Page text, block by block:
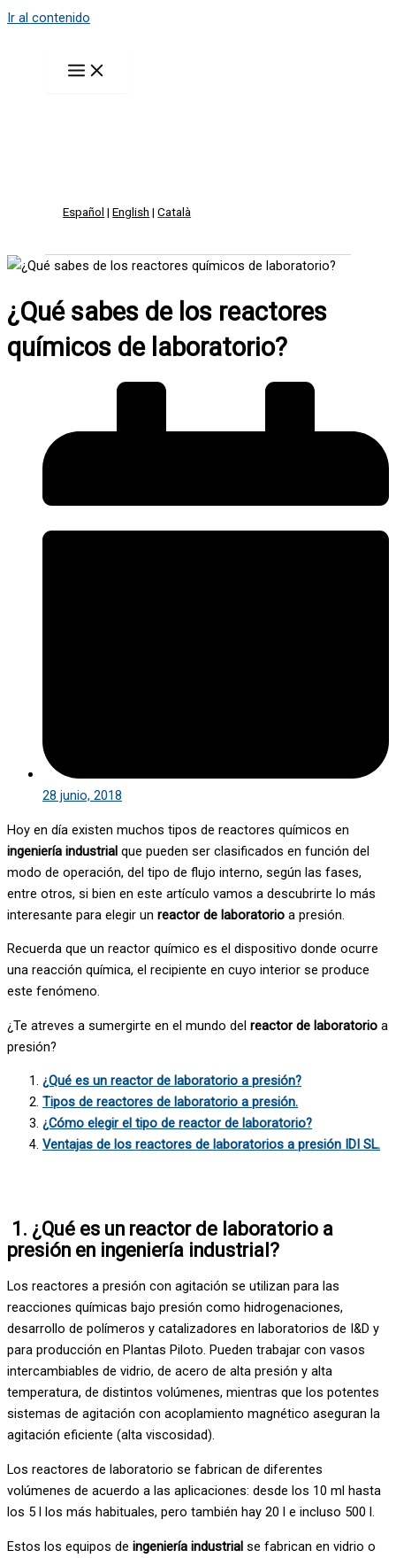
Ir al contenido
Español |English |Català
¿Qué sabes de los reactores
químicos de laboratorio?
28 junio, 2018
Hoy en día existen muchos tipos de reactores químicos en
ingeniería industrial que pueden ser clasificados en función del
modo de operación, del tipo de flujo interno, según las fases,
entre otros, si bien en este artículo vamos a descubrirte lo más
interesante para elegir un reactor de laboratorio a presión.
Recuerda que un reactor químico es el dispositivo donde ocurre
una reacción química, el recipiente en cuyo interior se produce
este fenómeno.
¿Te atreves a sumergirte en el mundo del reactor de laboratorio a
presión?
¿Qué es un reactor de laboratorio a presión?
Tipos de reactores de laboratorio a presión.
¿Cómo elegir el tipo de reactor de laboratorio?
Ventajas de los reactores de laboratorios a presión IDI SL.
1. ¿Qué es un reactor de laboratorio a
presión en ingeniería industrial?
Los reactores a presión con agitación se utilizan para las
reacciones químicas bajo presión como hidrogenaciones,
desarrollo de polímeros y catalizadores en laboratorios de I&D y
para producción en Plantas Piloto. Pueden trabajar con vasos
intercambiables de vidrio, de acero de alta presión y alta
temperatura, de distintos volúmenes, mientras que los potentes
sistemas de agitación con acoplamiento magnético aseguran la
agitación eficiente (alta viscosidad).
Los reactores de laboratorio se fabrican de diferentes
volúmenes de acuerdo a las aplicaciones: desde los 10 ml hasta
los 5 l los más habituales, pero también hay 20 l e incluso 500 l.
Estos los equipos de ingeniería industrial se fabrican en vidrio o